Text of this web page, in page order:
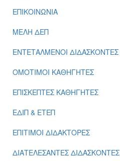
ΕΠΙΚΟΙΝΩΝΙΑ
ΜΕΛΗ ΔΕΠ
ΕΝΤΕΤΑΛΜΕΝΟΙ ΔΙΔΑΣΚΟΝΤΕΣ
ΟΜΟΤΙΜΟΙ ΚΑΘΗΓΗΤΕΣ
ΕΠΙΣΚΕΠΤΕΣ ΚΑΘΗΓΗΤΕΣ
ΕΔΙΠ & ΕΤΕΠ
ΕΠΙΤΙΜΟΙ ΔΙΔΑΚΤΟΡΕΣ
ΔΙΑΤΕΛΕΣΑΝΤΕΣ ΔΙΔΑΣΚΟΝΤΕΣ